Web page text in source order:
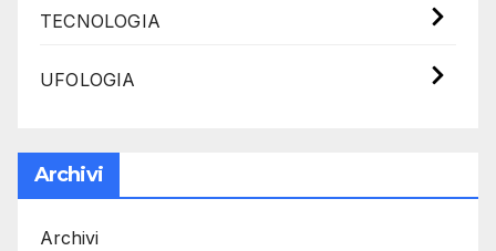
TECNOLOGIA
UFOLOGIA
Archivi
Archivi